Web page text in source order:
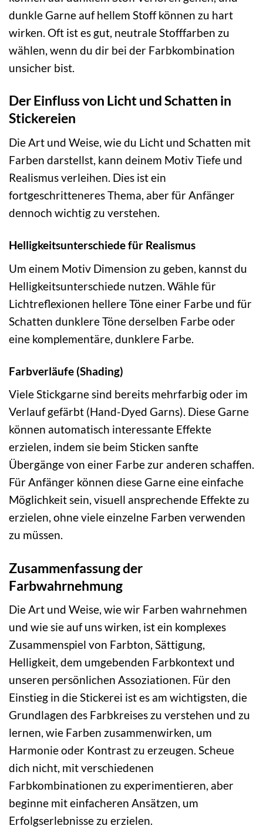
dunkle Garne auf hellem Stoff können zu hart
wirken. Oft ist es gut, neutrale Stofffarben zu
wählen, wenn du dir bei der Farbkombination
unsicher bist.
Der Einfluss von Licht und Schatten in
Stickereien
Die Art und Weise, wie du Licht und Schatten mit
Farben darstellst, kann deinem Motiv Tiefe und
Realismus verleihen. Dies ist ein
fortgeschritteneres Thema, aber für Anfänger
dennoch wichtig zu verstehen.
Helligkeitsunterschiede für Realismus
Um einem Motiv Dimension zu geben, kannst du
Helligkeitsunterschiede nutzen. Wähle für
Lichtreflexionen hellere Töne einer Farbe und für
Schatten dunklere Töne derselben Farbe oder
eine komplementäre, dunklere Farbe.
Farbverläufe (Shading)
Viele Stickgarne sind bereits mehrfarbig oder im
Verlauf gefärbt (Hand-Dyed Garns). Diese Garne
können automatisch interessante Effekte
erzielen, indem sie beim Sticken sanfte
Übergänge von einer Farbe zur anderen schaffen.
Für Anfänger können diese Garne eine einfache
Möglichkeit sein, visuell ansprechende Effekte zu
erzielen, ohne viele einzelne Farben verwenden
zu müssen.
Zusammenfassung der
Farbwahrnehmung
Die Art und Weise, wie wir Farben wahrnehmen
und wie sie auf uns wirken, ist ein komplexes
Zusammenspiel von Farbton, Sättigung,
Helligkeit, dem umgebenden Farbkontext und
unseren persönlichen Assoziationen. Für den
Einstieg in die Stickerei ist es am wichtigsten, die
Grundlagen des Farbkreises zu verstehen und zu
lernen, wie Farben zusammenwirken, um
Harmonie oder Kontrast zu erzeugen. Scheue
dich nicht, mit verschiedenen
Farbkombinationen zu experimentieren, aber
beginne mit einfacheren Ansätzen, um
Erfolgserlebnisse zu erzielen.